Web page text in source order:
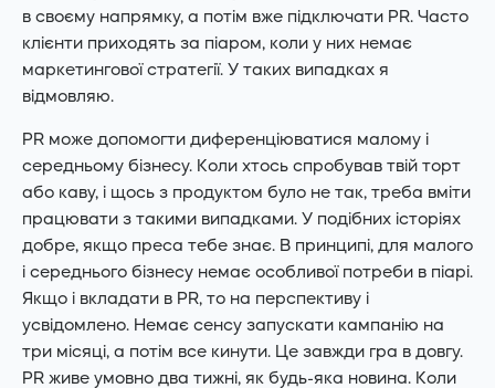
в своєму напрямку, а потім вже підключати PR. Часто
клієнти приходять за піаром, коли у них немає
маркетингової стратегії. У таких випадках я
відмовляю.
PR може допомогти диференціюватися малому і
середньому бізнесу. Коли хтось спробував твій торт
або каву, і щось з продуктом було не так, треба вміти
працювати з такими випадками. У подібних історіях
добре, якщо преса тебе знає. В принципі, для малого
і середнього бізнесу немає особливої потреби в піарі.
Якщо і вкладати в PR, то на перспективу і
усвідомлено. Немає сенсу запускати кампанію на
три місяці, а потім все кинути. Це завжди гра в довгу.
PR живе умовно два тижні, як будь-яка новина. Коли